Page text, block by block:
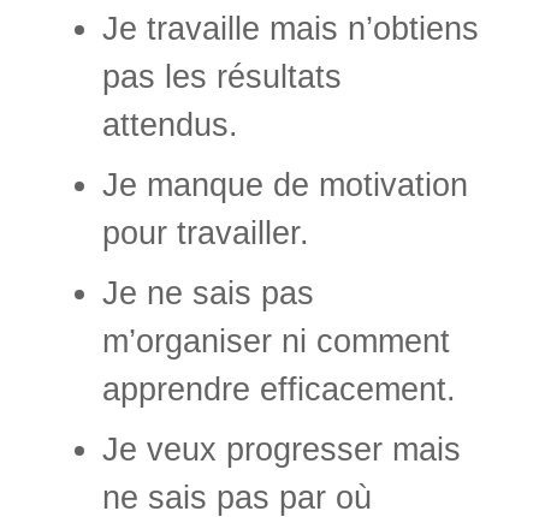
Je travaille mais n’obtiens
pas les résultats
attendus.
Je manque de motivation
pour travailler.
Je ne sais pas
m’organiser ni comment
apprendre efficacement.
Je veux progresser mais
ne sais pas par où